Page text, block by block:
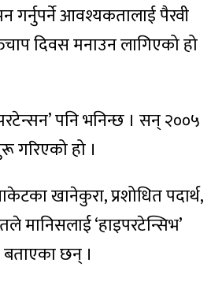
गर्नुपर्ने आवश्यकतालाई पैरवी
दिवस मनाउन लागिएको हो
पनि भनिन्छ । सन् २००५
गरिएको हो ।
खानेकुरा, प्रशोधित पदार्थ,
मानिसलाई ‘हाइपरटेन्सिभ’
छन् ।